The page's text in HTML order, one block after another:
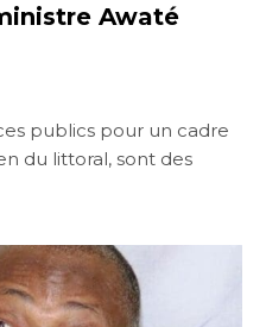
Awaté
publics pour un cadre
du littoral, sont des